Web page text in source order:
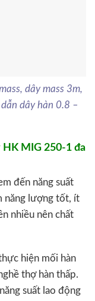
dây mass 3m,
dây hàn 0.8 –
MIG 250-1 đa
đến năng suất
năng lượng tốt, ít
nhiều nên chất
hiện mối hàn
thợ hàn thấp.
suất lao động